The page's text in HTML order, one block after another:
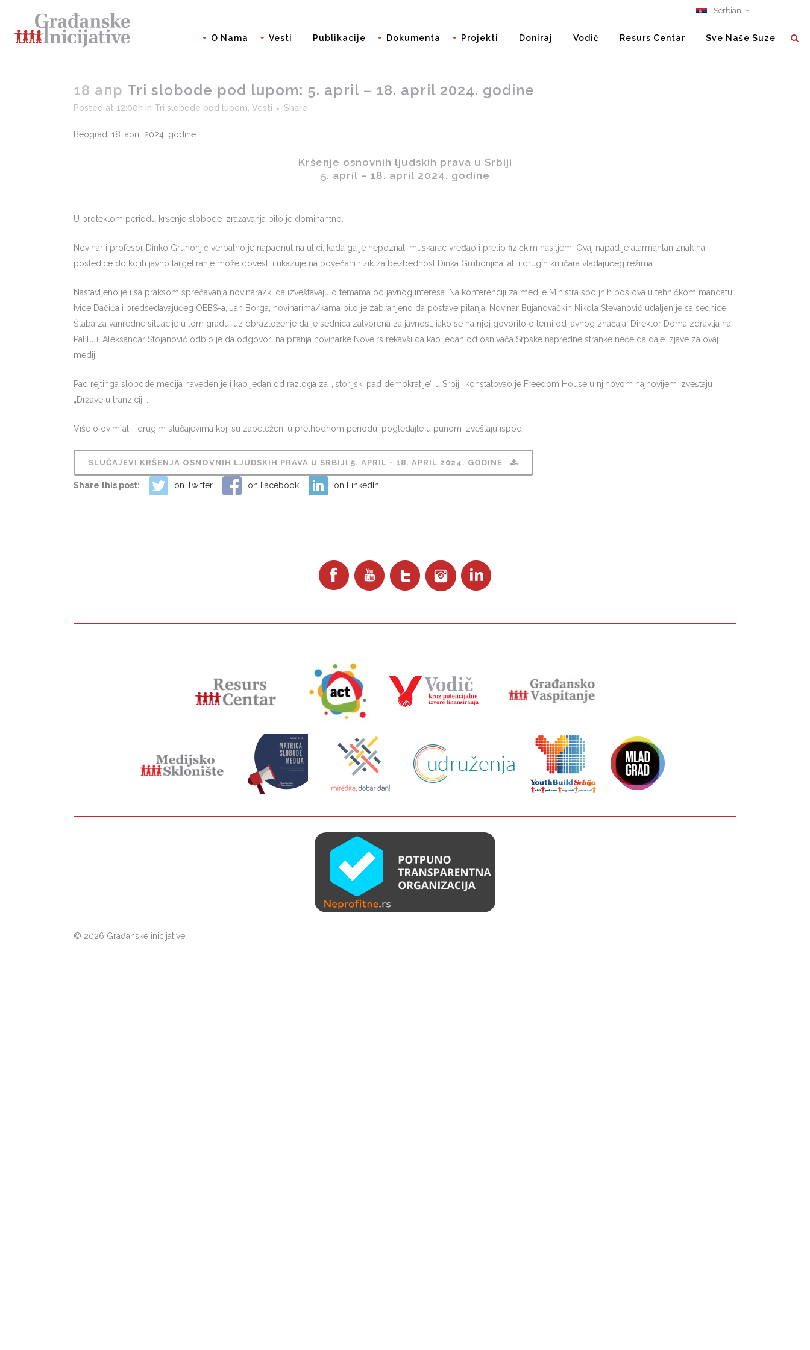
Serbian
O Nama Vesti Publikacije Dokumenta Projekti Doniraj Vodič Resurs Centar Sve Naše Suze
18 апр Tri slobode pod lupom: 5. april – 18. april 2024. godine
Posted at 12:00h in Tri slobode pod lupom Vesti Share
Beograd, 18. april 2024. godine
Kršenje osnovnih ljudskih prava u Srbiji
5. april – 18. april 2024. godine
U proteklom periodu kršenje slobode izražavanja bilo je dominantno.
Novinar i profesor Dinko Gruhonjić verbalno je napadnut na ulici, kada ga je nepoznati muškarac vređao i pretio fizičkim nasiljem. Ovaj napad je alarmantan znak na
posledice do kojih javno targetiranje može dovesti i ukazuje na povećani rizik za bezbednost Dinka Gruhonjića, ali i drugih kritičara vladajućeg režima.
Nastavljeno je i sa praksom sprečavanja novinara/ki da izveštavaju o temama od javnog interesa. Na konferenciji za medije Ministra spoljnih poslova u tehničkom mandatu,
Ivice Dačića i predsedavajućeg OEBS-a, Jan Borga, novinarima/kama bilo je zabranjeno da postave pitanja. Novinar Bujanovačkih Nikola Stevanović udaljen je sa sednice
Štaba za vanredne situacije u tom gradu, uz obrazloženje da je sednica zatvorena za javnost, iako se na njoj govorilo o temi od javnog značaja. Direktor Doma zdravlja na
Paliluli, Aleksandar Stojanović odbio je da odgovori na pitanja novinarke Nove.rs rekavši da kao jedan od osnivača Srpske napredne stranke neće da daje izjave za ovaj
medij.
Pad rejtinga slobode medija naveden je i kao jedan od razloga za „istorijski pad demokratije“ u Srbiji, konstatovao je Freedom House u njihovom najnovijem izveštaju
„Države u tranziciji“.
Više o ovim ali i drugim slučajevima koji su zabeleženi u prethodnom periodu, pogledajte u punom izveštaju ispod:
SLUČAJEVI KRŠENJA OSNOVNIH LJUDSKIH PRAVA U SRBIJI 5. APRIL - 18. APRIL 2024. GODINE
Share this post: on Twitter on Facebook on LinkedIn
© 2026 Građanske inicijative